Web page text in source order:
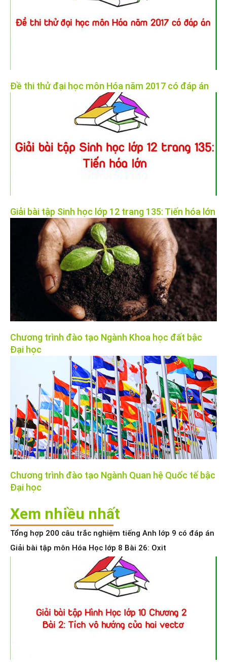
Đề thi thử đại học môn Hóa năm 2017 có đáp án
Giải bài tập Sinh học lớp 12 trang 135: Tiến hóa lớn
Chương trình đào tạo Ngành Khoa học đất bậc
Đại học
Chương trình đào tạo Ngành Quan hệ Quốc tế bậc
Đại học
Xem nhiều nhất
Tổng hợp 200 câu trắc nghiệm tiếng Anh lớp 9 có đáp án
Giải bài tập môn Hóa Học lớp 8 Bài 26: Oxit